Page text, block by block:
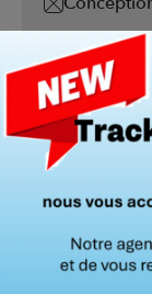
Installation
Détection
Contrôle
Détection